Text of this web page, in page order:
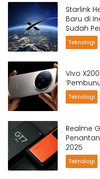
Starlink
Baru di
Sudah
Teknologi
Vivo
Teknologi
Realme
2025
Teknologi